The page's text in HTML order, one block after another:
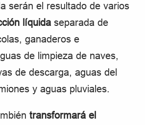
serán el resultado de varios
líquidaseparada de
ganaderos e
de limpieza de naves,
de descarga, aguas del
y aguas pluviales.
transformará el